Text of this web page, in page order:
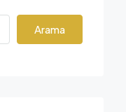
Arama